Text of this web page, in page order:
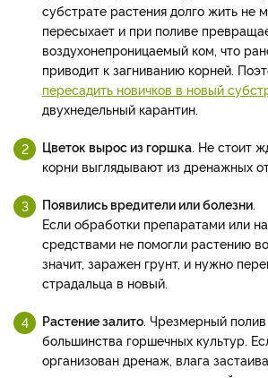
субстрате растения долго жить не
пересыхает и при поливе
воздухонепроницаемый ком, что
приводит к загниванию корней.
пересадить новичков в новый
двухнедельный карантин.
Цветок вырос из горшка . Не стоит
корни выглядывают из дренажных
Появились вредители или болезни
Если обработки препаратами или
средствами не помогли растению
значит, заражен грунт, и нужно
страдальца в новый.
Растение залито . Чрезмерный
большинства горшечных культур.
организован дренаж, влага